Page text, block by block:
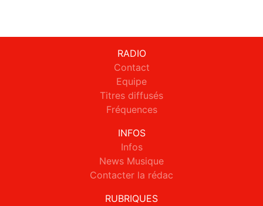
RADIO
Contact
Equipe
Titres diffusés
Fréquences
INFOS
Infos
News Musique
Contacter la rédac
RUBRIQUES